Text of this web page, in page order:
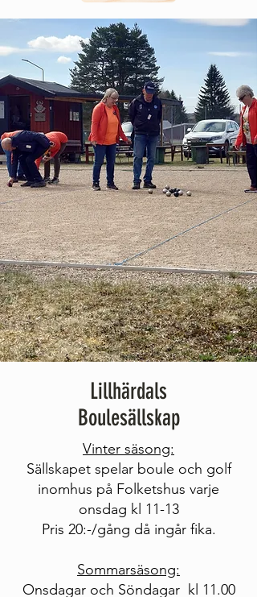
Lillhärdals
Boulesällskap
Vinter säsong:
Sällskapet spelar boule och golf
inomhus på Folketshus varje
onsdag kl 11-13
Pris 20:-/gång då ingår fika.
Sommarsäsong:
Onsdagar och Söndagar kl 11.00